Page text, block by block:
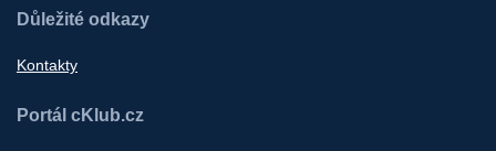
Důležité odkazy
Kontakty
Portál cKlub.cz